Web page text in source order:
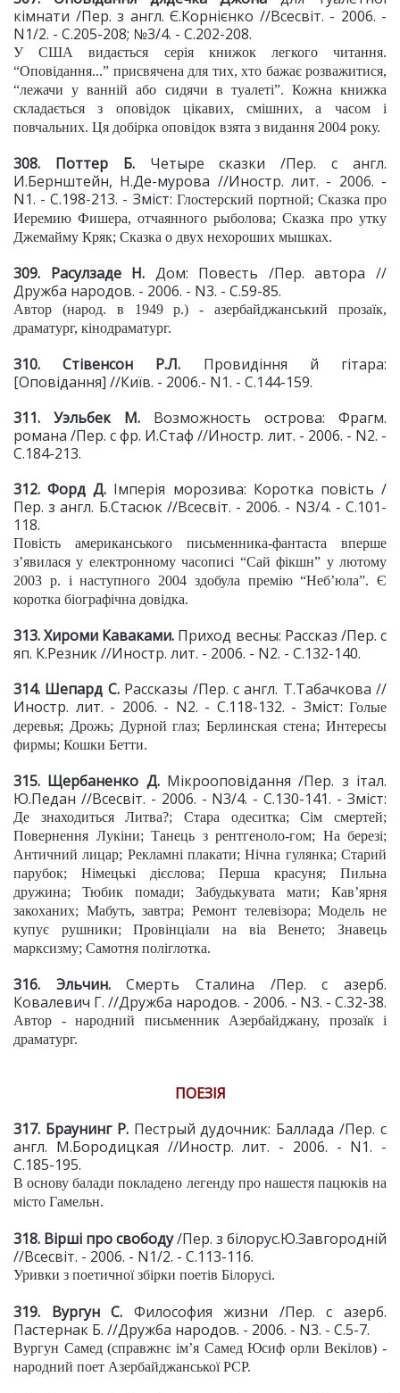
кімнати /Пер. з англ. Є.Корнієнко //Всесвіт. - 2006. -
N1/2. - С.205-208; №3/4. - С.202-208.
У США видається серія книжок легкого читання.
“Оповідання...” присвячена для тих, хто бажає розважитися,
“лежачи у ванній або сидячи в туалеті”. Кожна книжка
складається з оповідок цікавих, смішних, а часом і
повчальних. Ця добірка оповідок взята з видання 2004 року.
308. Поттер Б.Четыре сказки /Пер. с англ.
И.Бернштейн, Н.Де-мурова //Иностр. лит. - 2006. -
N1. - С.198-213. - Зміст: Глостерский портной; Сказка про
Иеремию Фишера, отчаянного рыболова; Сказка про утку
Джемайму Кряк; Сказка о двух нехороших мышках.
309. Расулзаде Н. Дом: Повесть /Пер. автора //
Дружба народов. - 2006. - N3. - С.59-85.
Автор (народ. в 1949 р.) - азербайджанський прозаїк,
драматург, кінодраматург.
310. Стівенсон Р.Л. Провидіння й гітара:
[Оповідання] //Київ. - 2006.- N1. - С.144-159.
311. Уэльбек М. Возможность острова: Фрагм.
романа /Пер. с фр. И.Стаф //Иностр. лит. - 2006. - N2. -
С.184-213.
312. Форд Д. Імперія морозива: Коротка повість /
Пер. з англ. Б.Стасюк //Всесвіт. - 2006. - N3/4. - С.101-
118.
Повість американського письменника-фантаста вперше
з’явилася у електронному часописі “Сай фікшн” у лютому
2003 р. і наступного 2004 здобула премію “Неб’юла”. Є
коротка біографічна довідка.
313. Хироми Каваками. Приход весны: Рассказ /Пер. с
яп. К.Резник //Иностр. лит. - 2006. - N2. - С.132-140.
314. Шепард С. Рассказы /Пер. с англ. Т.Табачкова //
Иностр. лит. - 2006. - N2. - С.118-132. - Зміст: Голые
деревья; Дрожь; Дурной глаз; Берлинская стена; Интересы
фирмы; Кошки Бетти.
315. Щербаненко Д.Мікрооповідання /Пер. з італ.
Ю.Педан //Всесвіт. - 2006. - N3/4. - С.130-141. - Зміст:
Де знаходиться Литва?; Стара одеситка; Сім смертей;
Повернення Лукіни; Танець з рентгеноло-гом; На березі;
Античний лицар; Рекламні плакати; Нічна гулянка; Старий
парубок; Німецькі дієслова; Перша красуня; Пильна
дружина; Тюбик помади; Забудькувата мати; Кав’ярня
закоханих; Мабуть, завтра; Ремонт телевізора; Модель не
купує рушники; Провінціали на віа Венето; Знавець
марксизму; Самотня поліглотка.
316. Эльчин.Смерть Сталина /Пер. с азерб.
Ковалевич Г. //Дружба народов. - 2006. - N3. - С.32-38.
Автор - народний письменник Азербайджану, прозаїк і
драматург.
ПОЕЗІЯ
317. Браунинг Р.Пестрый дудочник: Баллада /Пер. с
англ. М.Бородицкая //Иностр. лит. - 2006. - N1. -
С.185-195.
В основу балади покладено легенду про нашестя пацюків на
місто Гамельн.
318. Вірші про свободу/Пер. з білорус.Ю.Завгородній
//Всесвіт. - 2006. - N1/2. - С.113-116.
Уривки з поетичної збірки поетів Білорусі.
319. Вургун С. Философия жизни /Пер. с азерб.
Пастернак Б. //Дружба народов. - 2006. - N3. - С.5-7.
Вургун Самед (справжнє ім’я Самед Юсиф орли Векілов) -
народний поет Азербайджанської РСР.